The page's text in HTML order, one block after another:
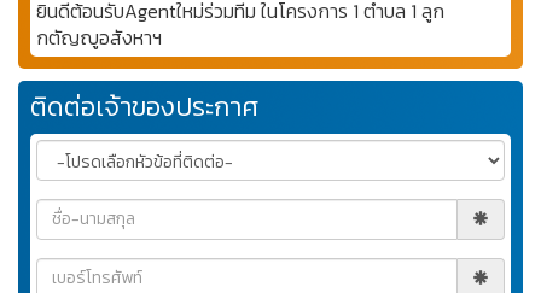
ยินดีต้อนรับAgentใหม่ร่วมทีม ในโครงการ 1 ตำบล 1 ลูก
กตัญญูอสังหาฯ
ติดต่อเจ้าของประกาศ